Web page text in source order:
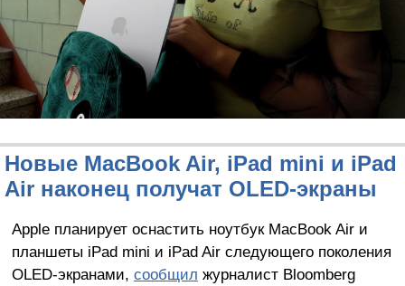
Новые MacBook Air, iPad mini и iPad
Air наконец получат OLED-экраны
Apple планирует оснастить ноутбук MacBook Air и
планшеты iPad mini и iPad Air следующего поколения
OLED-экранами, сообщил журналист Bloomberg